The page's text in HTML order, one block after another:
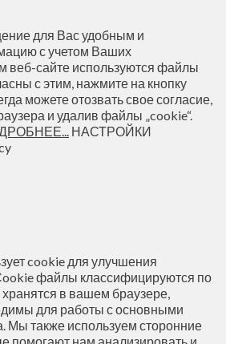
для Вас удобным и
с учетом Ваших
веб-сайте используются файлы
с этим, нажмите на кнопку
можете отозвать свое согласие,
и удалив файлы „cookie“.
НАСТРОЙКИ
cookie для улучшения
файлы классифицируются по
в вашем браузере,
для работы с основными
Мы также используем сторонние